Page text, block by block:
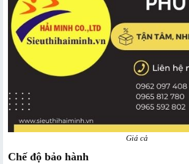
Giá cả
Chế độ bảo hành